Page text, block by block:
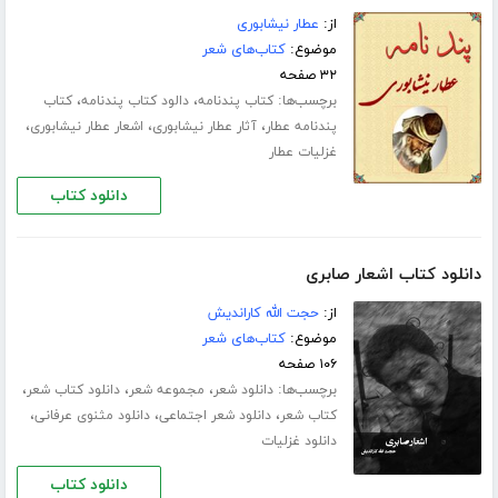
از: عطار نیشابوری
موضوع:کتاب‌های شعر
۳۲ صفحه
برچسب‌ها:کتاب پندنامه،دالود کتاب پندنامه،کتاب
پندنامه عطار،آثار عطار نیشابوری، اشعار عطار نیشابوری،
غزلیات عطار
دانلود کتاب
دانلود کتاب اشعار صابری
از:حجت الله کاراندیش
موضوع:کتاب‌های شعر
۱۰۶ صفحه
برچسب‌ها:دانلود شعر، مجموعه شعر،دانلود کتاب شعر،
کتاب شعر،دانلود شعر اجتماعی،دانلود مثنوی عرفانی،
دانلود غزلیات
دانلود کتاب